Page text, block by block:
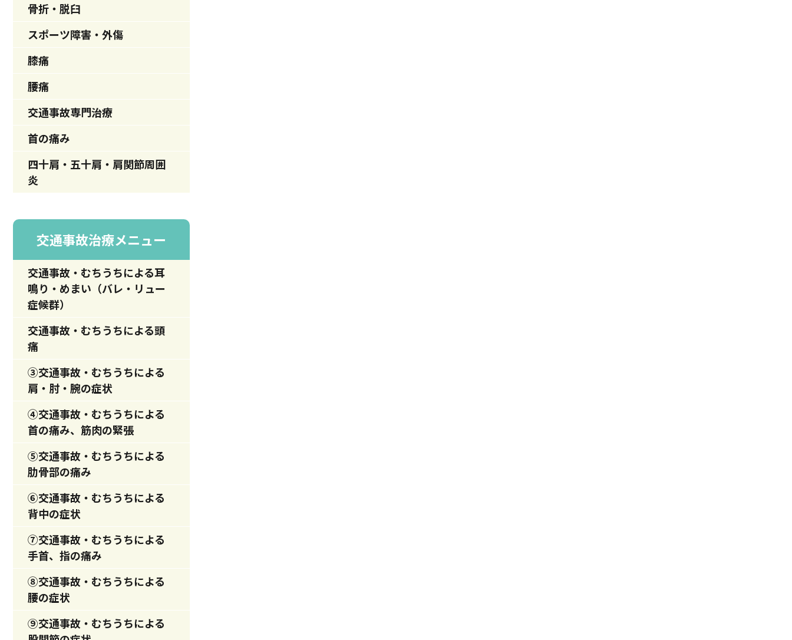
骨折・脱臼
スポーツ障害・外傷
膝痛
腰痛
交通事故専門治療
首の痛み
四十肩・五十肩・肩関節周囲
炎
交通事故治療メニュー
交通事故・むちうちによる耳
鳴り・めまい（バレ・リュー
症候群）
交通事故・むちうちによる頭
痛
③交通事故・むちうちによる
肩・肘・腕の症状
④交通事故・むちうちによる
首の痛み、筋肉の緊張
⑤交通事故・むちうちによる
肋骨部の痛み
⑥交通事故・むちうちによる
背中の症状
⑦交通事故・むちうちによる
手首、指の痛み
⑧交通事故・むちうちによる
腰の症状
⑨交通事故・むちうちによる